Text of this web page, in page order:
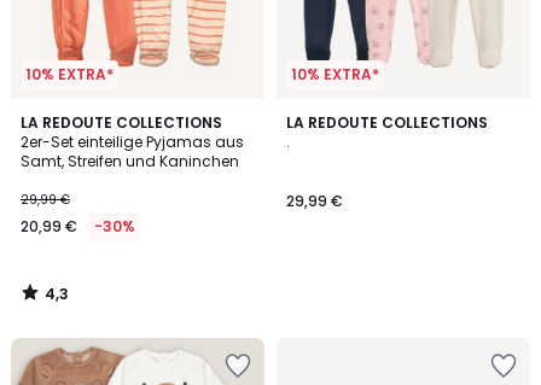
10% EXTRA*
LA REDOUTE COLLECTIONS
2er-Set einteilige Pyjamas aus
Samt, Streifen und Kaninchen
29,99 €
20,99 € -30%
4,3
/ 5
4,3
/
10% EXTRA*
LA REDOUTE COLLECTIONS
.
29,99 €